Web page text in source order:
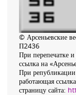
© Арсеньевские
П2436
При перепечатке
ссылка на
При републикации
работающая
страницу сайта: